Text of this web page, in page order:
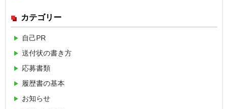
カテゴリー
自己PR
送付状の書き方
応募書類
履歴書の基本
お知らせ